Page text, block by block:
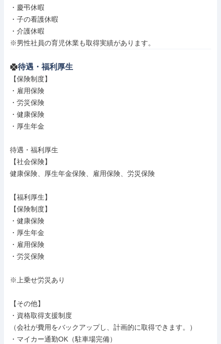
・慶弔休暇
・子の看護休暇
・介護休暇
※男性社員の育児休業も取得実績があります。
待遇・福利厚生
【保険制度】
・雇用保険
・労災保険
・健康保険
・厚生年金
待遇・福利厚生
【社会保険】
健康保険、厚生年金保険、雇用保険、労災保険
【福利厚生】
【保険制度】
・健康保険
・厚生年金
・雇用保険
・労災保険
※上乗せ労災あり
【その他】
・資格取得支援制度
（会社が費用をバックアップし、計画的に取得できます。）
・マイカー通勤OK（駐車場完備）